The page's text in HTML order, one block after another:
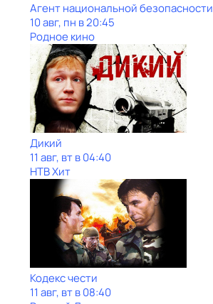
Агент национальной безопасности
10 авг, пн в 20:45
Родное кино
Дикий
11 авг, вт в 04:40
НТВ Хит
Кодекс чести
11 авг, вт в 08:40